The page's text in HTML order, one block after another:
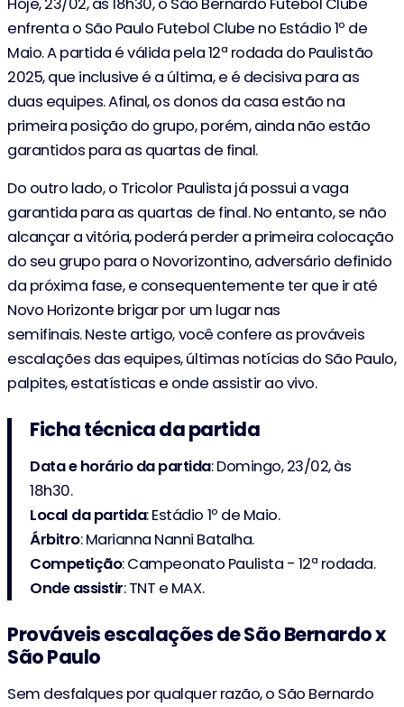
Hoje, 23/02, às 18h30, o São Bernardo Futebol Clube
enfrenta o São Paulo Futebol Clube no Estádio 1º de
Maio. A partida é válida pela 12ª rodada do Paulistão
2025, que inclusive é a última, e é decisiva para as
duas equipes. Afinal, os donos da casa estão na
primeira posição do grupo, porém, ainda não estão
garantidos para as quartas de final.
Do outro lado, o Tricolor Paulista já possui a vaga
garantida para as quartas de final. No entanto, se não
alcançar a vitória, poderá perder a primeira colocação
do seu grupo para o Novorizontino, adversário definido
da próxima fase, e consequentemente ter que ir até
Novo Horizonte brigar por um lugar nas
semifinais. Neste artigo, você confere as prováveis
escalações das equipes, últimas notícias do São Paulo,
palpites, estatísticas e onde assistir ao vivo.
Ficha técnica da partida
Data e horário da partida: Domingo, 23/02, às
18h30.
Local da partida: Estádio 1º de Maio.
Árbitro: Marianna Nanni Batalha.
Competição: Campeonato Paulista - 12ª rodada.
Onde assistir: TNT e MAX.
Prováveis escalações de São Bernardo x
São Paulo
Sem desfalques por qualquer razão, o São Bernardo